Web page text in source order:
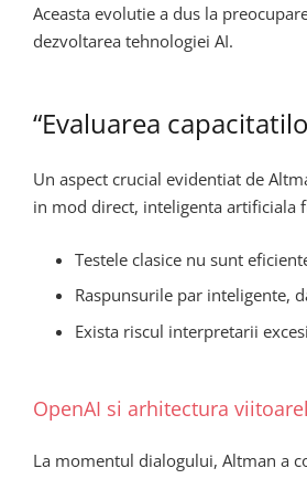
Aceasta evolutie a dus la
dezvoltarea tehnologiei AI.
“Evaluarea
Un aspect crucial evidentiat de
in mod direct, inteligenta artificiala
Testele clasice nu sunt
Raspunsurile par inteligente,
Exista riscul interpretarii
OpenAI si arhitectura
La momentul dialogului, Altman a